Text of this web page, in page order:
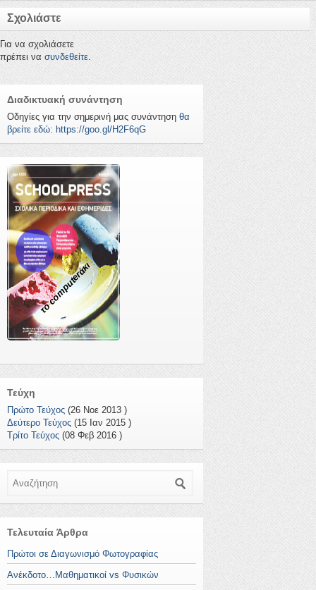
Σχολιάστε
Για να σχολιάσετε
πρέπει να συνδεθείτε.
Διαδικτυακή συνάντηση
Οδηγίες για την σημερινή μας συνάντηση θα
βρείτε εδώ: https://goo.gl/H2F6qG
το computerάκι
Τεύχη
Πρώτο Τεύχος (26 Νοε 2013 )
Δεύτερο Τεύχος (15 Ιαν 2015 )
Τρίτο Τεύχος (08 Φεβ 2016 )
Τελευταία Άρθρα
Πρώτοι σε Διαγωνισμό Φωτογραφίας
Ανέκδοτο…Μαθηματικοί vs Φυσικών